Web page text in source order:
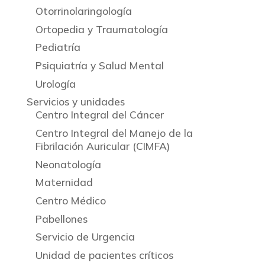
Otorrinolaringología
Ortopedia y Traumatología
Pediatría
Psiquiatría y Salud Mental
Urología
Servicios y unidades
Centro Integral del Cáncer
Centro Integral del Manejo de la
Fibrilación Auricular (CIMFA)
Neonatología
Maternidad
Centro Médico
Pabellones
Servicio de Urgencia
Unidad de pacientes críticos